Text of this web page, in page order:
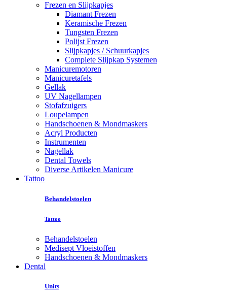
Frezen en Slijpkapjes
Diamant Frezen
Keramische Frezen
Tungsten Frezen
Polijst Frezen
Slijpkapjes / Schuurkapjes
Complete Slijpkap Systemen
Manicuremotoren
Manicuretafels
Gellak
UV Nagellampen
Stofafzuigers
Loupelampen
Handschoenen & Mondmaskers
Acryl Producten
Instrumenten
Nagellak
Dental Towels
Diverse Artikelen Manicure
Tattoo
Behandelstoelen
Tattoo
Behandelstoelen
Medisept Vloeistoffen
Handschoenen & Mondmaskers
Dental
Units